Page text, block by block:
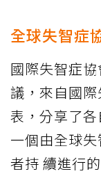
全球失智症
國際失智症
議，來自國
表，分享了
一個由全球
者持 續進行